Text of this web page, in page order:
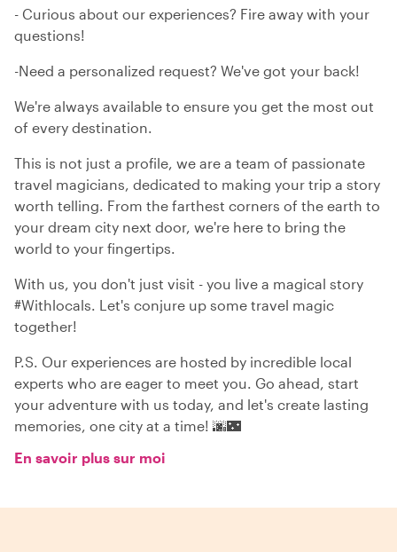
- Curious about our experiences? Fire away with your
questions!
-Need a personalized request? We've got your back!
We're always available to ensure you get the most out
of every destination.
This is not just a profile, we are a team of passionate
travel magicians, dedicated to making your trip a story
worth telling. From the farthest corners of the earth to
your dream city next door, we're here to bring the
world to your fingertips.
With us, you don't just visit - you live a magical story
#Withlocals. Let's conjure up some travel magic
together!
P.S. Our experiences are hosted by incredible local
experts who are eager to meet you. Go ahead, start
your adventure with us today, and let's create lasting
memories, one city at a time! 🌆🌃
En savoir plus sur moi